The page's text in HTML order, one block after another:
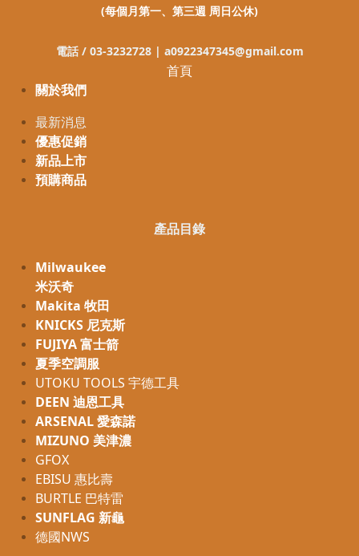
(每個月第一、第三週 周日公休)
電話 / 03-3232728 | a0922347345@gmail.com
首頁
關於我們
最新消息
優惠促銷
新品上市
預購商品
產品目錄
Milwaukee
米沃奇
Makita 牧田
KNICKS 尼克斯
FUJIYA 富士箭
夏季空調服
UTOKU TOOLS 宇德工具
DEEN 迪恩工具
ARSENAL 愛森諾
MIZUNO 美津濃
GFOX
EBISU 惠比壽
BURTLE 巴特雷
SUNFLAG 新龜
德國NWS